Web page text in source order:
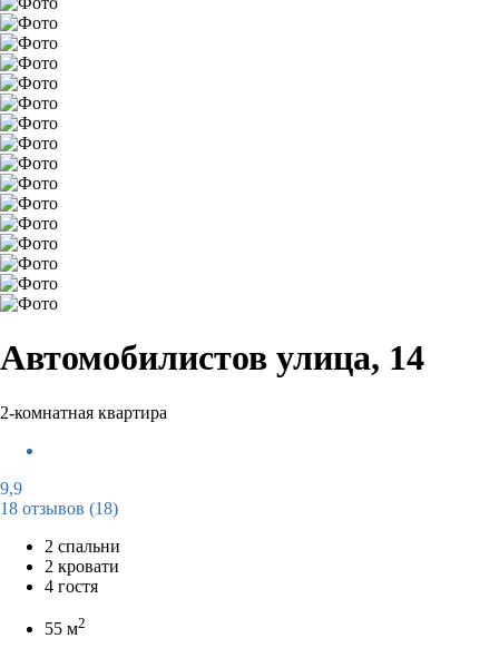
Автомобилистов улица, 14
2-комнатная квартира
9,9
18 отзывов (18)
2 спальни
2 кровати
4 гостя
55 м2